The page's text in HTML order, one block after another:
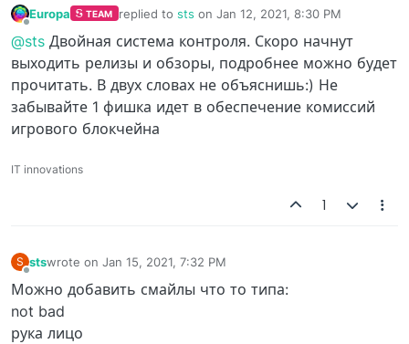
Europa TEAM replied to sts on Jan 12, 2021, 8:30 PM
last edited by
@sts Двойная система контроля. Скоро начнут
выходить релизы и обзоры, подробнее можно будет
прочитать. В двух словах не объяснишь:) Не
забывайте 1 фишка идет в обеспечение комиссий
игрового блокчейна
IT innovations
1
S stswrote on Jan 15, 2021, 7:32 PM
last edited by
Можно добавить смайлы что то типа:
not bad
рука лицо